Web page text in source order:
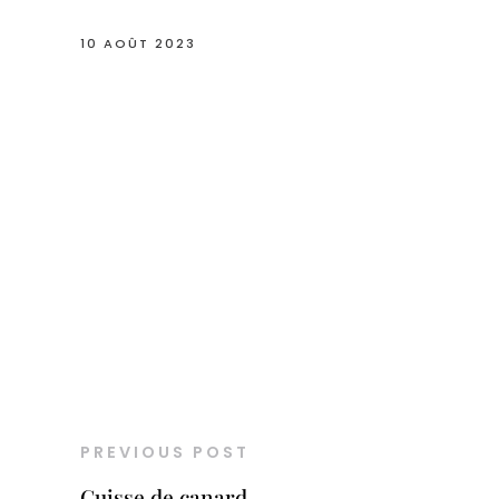
10 AOÛT 2023
PREVIOUS POST